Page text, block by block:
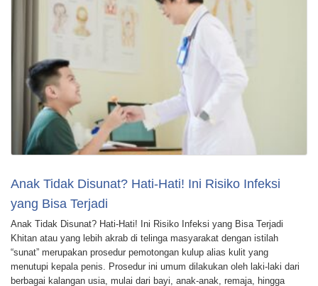
Anak Tidak Disunat? Hati-Hati! Ini Risiko Infeksi
yang Bisa Terjadi
Anak Tidak Disunat? Hati-Hati! Ini Risiko Infeksi yang Bisa Terjadi
Khitan atau yang lebih akrab di telinga masyarakat dengan istilah
“sunat” merupakan prosedur pemotongan kulup alias kulit yang
menutupi kepala penis. Prosedur ini umum dilakukan oleh laki-laki dari
berbagai kalangan usia, mulai dari bayi, anak-anak, remaja, hingga